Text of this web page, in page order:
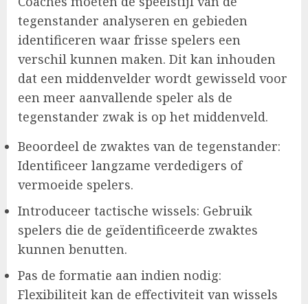
tegenstander analyseren en gebieden
identificeren waar frisse spelers een
verschil kunnen maken. Dit kan inhouden
dat een middenvelder wordt gewisseld voor
een meer aanvallende speler als de
tegenstander zwak is op het middenveld.
Beoordeel de zwaktes van de tegenstander:
Identificeer langzame verdedigers of
vermoeide spelers.
Introduceer tactische wissels: Gebruik
spelers die de geïdentificeerde zwaktes
kunnen benutten.
Pas de formatie aan indien nodig:
Flexibiliteit kan de effectiviteit van wissels